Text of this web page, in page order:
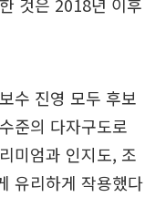
수 진영 모두 후보
준의 다자구도로
미엄과 인지도, 조
유리하게 작용했다